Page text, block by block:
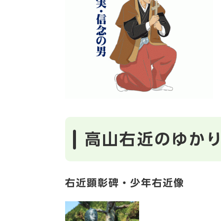
高山右近のゆか
右近顕彰碑・少年右近像